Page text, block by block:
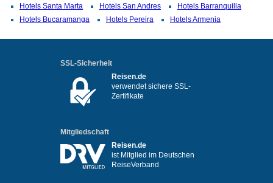
Hotels Santa Marta
Hotels San Andres
Hotels Barranquilla
Hotels Bucaramanga
Hotels Pereira Hotels Armenia
SSL-Sicherheit
Reisen.de
verwendet sichere SSL-
Zertifikate
Mitgliedschaft
Reisen.de
ist Mitglied im Deutschen
ReiseVerband